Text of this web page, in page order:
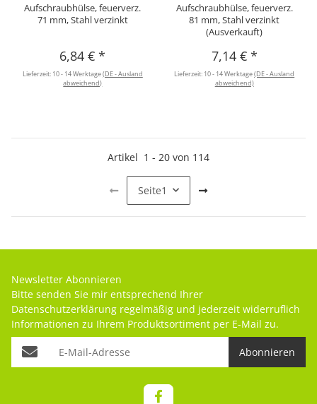
Aufschraubhülse, feuerverz.
71 mm, Stahl verzinkt
6,84 €*
Lieferzeit: 10 - 14 Werktage(DE - Ausland
abweichend)
Aufschraubhülse, feuerverz.
81 mm, Stahl verzinkt
(Ausverkauft)
7,14 € *
Lieferzeit: 10 - 14 Werktage(DE - Ausland
abweichend)
Artikel 1 - 20 von 114
Seite1
Newsletter Abonnieren
Bitte senden Sie mir entsprechend Ihrer
Datenschutzerklärung regelmäßig und jederzeit widerruflich
Informationen zu Ihrem Produktsortiment per E-Mail zu.
Abonnieren